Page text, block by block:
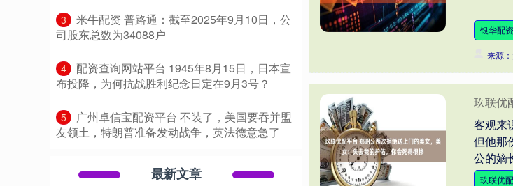
银华配资
来源
玖联优
客观来
但他那
公的嫡
玖联优
3
​米牛配资 普路通：截至2025年9月10日，公
司股东总数为34088户
4
​配资查询网站平台 1945年8月15日，日本宣
布投降，为何抗战胜利纪念日定在9月3号？
5
​广州卓信宝配资平台 不装了，美国要吞并盟
友领土，特朗普准备发动战争，英法德意急了
最新文章